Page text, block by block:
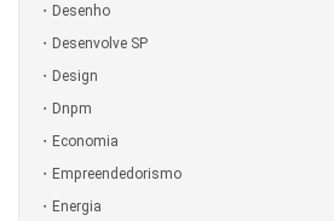
Desenho
Desenvolve SP
Design
Dnpm
Economia
Empreendedorismo
Energia